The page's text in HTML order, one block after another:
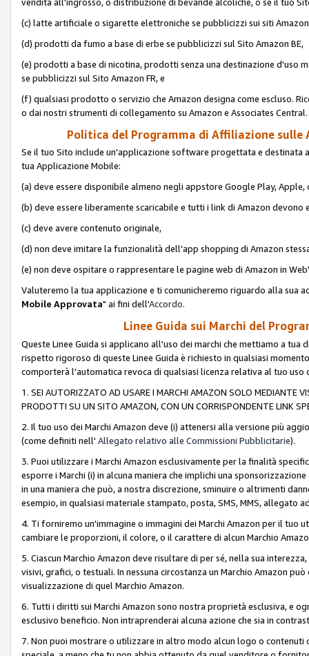
(c) latte artificiale o sigarette elettroniche se pubblicizzi sui siti Amazon
(d) prodotti da fumo a base di erbe se pubblicizzi sul Sito Amazon BE,
(e) prodotti a base di nicotina, prodotti senza una destinazione d'uso
se pubblicizzi sul Sito Amazon FR, e
(f) qualsiasi prodotto o servizio che Amazon designa come escluso.
o dai nostri strumenti di collegamento su Amazon e Associates Central.
Politica del Programma di Affiliazione
Se il tuo Sito include un'applicazione software progettata e
tua Applicazione Mobile:
(a) deve essere disponibile almeno negli appstore Google Play, Apple,
(b) deve essere liberamente scaricabile e tutti i link di Amazon devono
(c) deve avere contenuto originale,
(d) non deve imitare la funzionalità dell'app shopping di Amazon
(e) non deve ospitare o rappresentare le pagine web di Amazon in
Valuteremo la tua applicazione e ti comunicheremo riguardo alla sua
Mobile Approvata" ai fini dell'Accordo.
Linee Guida sui Marchi del
Queste Linee Guida si applicano all'uso dei marchi che mettiamo a
rispetto rigoroso di queste Linee Guida è richiesto in qualsiasi
comporterà l'automatica revoca di qualsiasi licenza relativa al tuo uso
1. SEI AUTORIZZATO AD USARE I MARCHI AMAZON SOLO MEDIANTE
PRODOTTI SU UN SITO AMAZON, CON UN CORRISPONDENTE LINK
2. Il tuo uso dei Marchi Amazon deve (i) attenersi alla versione più
(come definiti nell' Allegato relativo alle Commissioni Pubblicitarie).
3. Puoi utilizzare i Marchi Amazon esclusivamente per la finalità
esporre i Marchi (i) in alcuna maniera che implichi una
in una maniera che può, a nostra discrezione, sminuire o altrimenti
esempio, in qualsiasi materiale stampato, posta, SMS, MMS,
4. Ti forniremo un'immagine o immagini dei Marchi Amazon per il tuo
cambiare le proporzioni, il colore, o il carattere di alcun Marchio
5. Ciascun Marchio Amazon deve risultare di per sé, nella sua
visivi, grafici, o testuali. In nessuna circostanza un Marchio Amazon
visualizzazione di quel Marchio Amazon.
6. Tutti i diritti sui Marchi Amazon sono nostra proprietà esclusiva, e
esclusivo beneficio. Non intraprenderai alcuna azione che sia in
7. Non puoi mostrare o utilizzare in altro modo alcun logo o